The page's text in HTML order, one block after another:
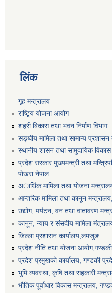
लिंक
गृह मन्त्रालय
राष्टि्ृय योजना आयोग
शहरी बिकास तथा भवन निर्माण विभाग
सङ्घीय मामिला तथा सामान्य प्रशासन
स्थानीय शासन तथा सामुदायिक विकास
प्रदेश सरकार मुख्यमन्त्री तथा
पाेखरा नेपाल
अार्थिक मामिला तथा योजना
आन्तरिक मामिला तथा कानून
उद्योग, पर्यटन, वन तथा वातावरण
कानून, न्याय र संसदीय मामिला
जिल्ला प्रशासन कार्यालय,लमजुङ
प्रदेश नीति तथा योजना
प्रदेश प्रमुखको कार्यालय, गण्डकी
भुमि व्यवस्था, कृषि तथा सहकारी
भौतिक पूर्वाधार विकास मन्त्रालय,